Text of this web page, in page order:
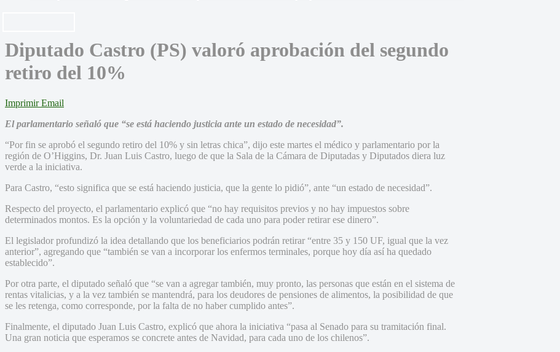
Diputado Castro (PS) valoró aprobación del segundo
retiro del 10%
Imprimir Email
El parlamentario señaló que “se está haciendo justicia ante un estado de necesidad”.
“Por fin se aprobó el segundo retiro del 10% y sin letras chica”, dijo este martes el médico y parlamentario por la
región de O’Higgins, Dr. Juan Luis Castro, luego de que la Sala de la Cámara de Diputadas y Diputados diera luz
verde a la iniciativa.
Para Castro, “esto significa que se está haciendo justicia, que la gente lo pidió”, ante “un estado de necesidad”.
Respecto del proyecto, el parlamentario explicó que “no hay requisitos previos y no hay impuestos sobre
determinados montos. Es la opción y la voluntariedad de cada uno para poder retirar ese dinero”.
El legislador profundizó la idea detallando que los beneficiarios podrán retirar “entre 35 y 150 UF, igual que la vez
anterior”, agregando que “también se van a incorporar los enfermos terminales, porque hoy día así ha quedado
establecido”.
Por otra parte, el diputado señaló que “se van a agregar también, muy pronto, las personas que están en el sistema de
rentas vitalicias, y a la vez también se mantendrá, para los deudores de pensiones de alimentos, la posibilidad de que
se les retenga, como corresponde, por la falta de no haber cumplido antes”.
Finalmente, el diputado Juan Luis Castro, explicó que ahora la iniciativa “pasa al Senado para su tramitación final.
Una gran noticia que esperamos se concrete antes de Navidad, para cada uno de los chilenos”.